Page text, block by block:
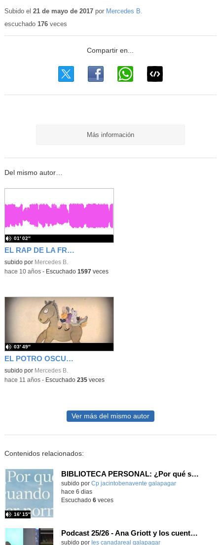
Subido el 21 de mayo de 2017por Mercedes B.
escuchado 176veces
Más información
Del mismo autor…
EL RAP DE LA FRACCIÓN
subido por Mercedes B.
01′ 02″
-hace 10 años- Escuchado 1597 veces
EL POTRO OSCURO
subido por Mercedes B.
03′ 49″
-hace 11 años- Escuchado 235veces
Ver más del mismo autor
Contenidos relacionados:
BIBLIOTECA PERSONAL: ¿Por qué ser feliz cuando puedes ser normal?
Contenido educativo.
subido por Cp jacintobenavente galapagar
16′ 15″
-
hace 6 dias
Escuchado 6veces
Podcast 25/26 - Ana Griott y los cuentos de las voces olvidadas
subido por Ies canadareal galapagar-